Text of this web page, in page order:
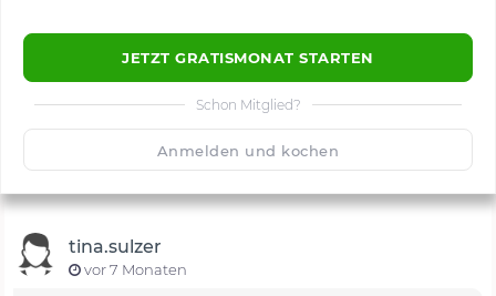
JETZT GRATISMONAT STARTEN
Schon Mitglied?
Anmelden und kochen
🙂 1500 Speichern
tina.sulzer
vor 7 Monaten